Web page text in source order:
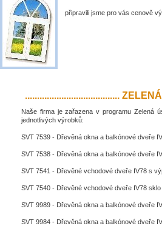
připravili jsme pro vás cenově
.......................................
Naše firma je zařazena v programu Zelená
jednotlivých výrobků:
SVT 7539 - Dřevěná okna a balkónové dveře
SVT 7538 - Dřevěná okna a balkónové dveře
SVT 7541 - Dřevěné vchodové dveře IV78 s
SVT 7540 - Dřevěné vchodové dveře IV78 sklo
SVT 9989 - Dřevěná okna a balkónové dveře
SVT 9984 - Dřevěná okna a balkónové dveře